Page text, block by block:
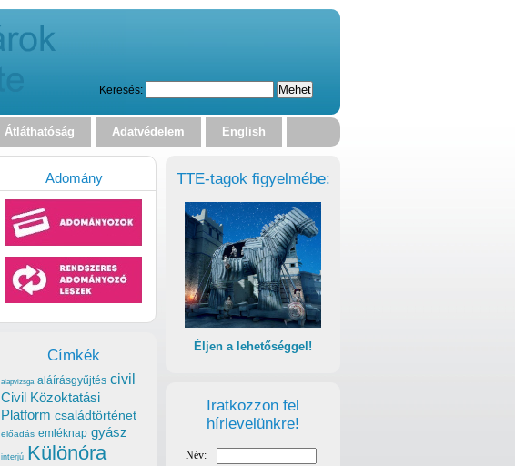
Keresés:
Átláthatóság Adatvédelem English
TTE-tagok figyelmébe:
Éljen a lehetőséggel!
Iratkozzon fel
hírlevelünkre!
Adomány
Címkék
alapvizsga aláírásgyűjtés civil
Civil Közoktatási
Platform családtörténet
előadás emléknap gyász
interjú Különóra